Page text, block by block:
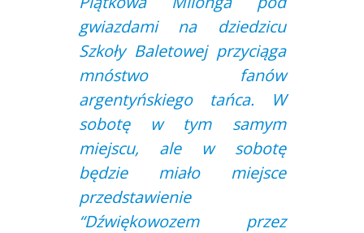
gwiazdami na dziedzicu
Szkoły Baletowej przyciąga
mnóstwo fanów
argentyńskiego tańca. W
sobotę w tym samym
miejscu, ale w sobotę
będzie miało miejsce
przedstawienie
“Dźwiękowozem przez